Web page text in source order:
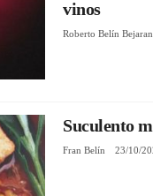
vinos
Roberto Belín
Suculento
Fran Belín 23/10/